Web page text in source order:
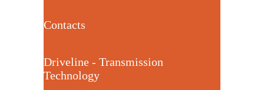
Contacts
Driveline - Transmission
Technology